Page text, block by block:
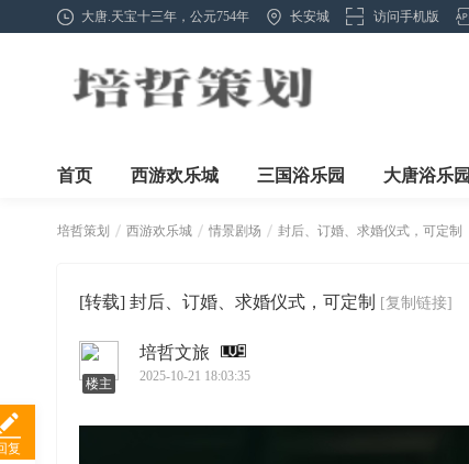
大唐.天宝十三年，公元754年 长安城 访问手机版
首页 西游欢乐城 三国浴乐园 大唐浴乐园
培哲策划 西游欢乐城 情景剧场 封后、订婚、求婚仪式，可定制
复
[转载] 封后、订婚、求婚仪式，可定制 [复制链接]
楼主
培哲文旅
2025-10-21 18:03:35